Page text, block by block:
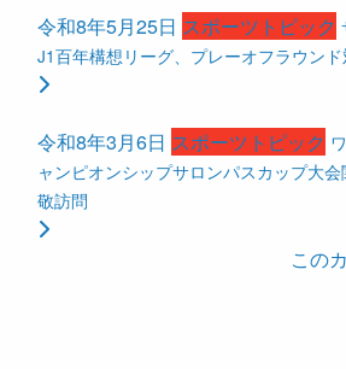
令和8年5月25日 スポーツトピック
J1百年構想リーグ、プレーオフラウン
令和8年3月6日 スポーツトピック
ャンピオンシップサロンパスカップ大
敬訪問
この